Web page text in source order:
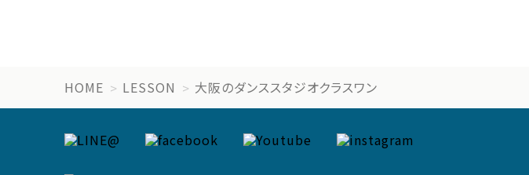
HOME LESSON 大阪のダンススタジオクラスワン